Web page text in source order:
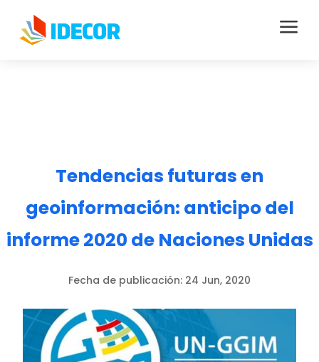
a
Tendencias futuras en
geoinformación: anticipo del
informe 2020 de Naciones Unidas
Fecha de publicación: 24 Jun, 2020